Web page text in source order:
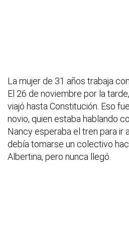
La mujer de 31 años trabaja
El 26 de noviembre por la
viajó hasta Constitución. Eso
novio, quien estaba hablando
Nancy esperaba el tren para ir
debía tomarse un colectivo
Albertina, pero nunca llegó.